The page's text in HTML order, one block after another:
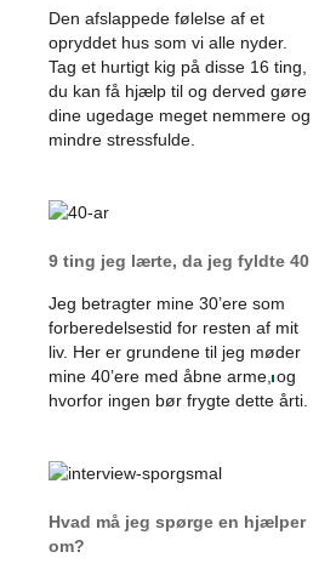
Den afslappede følelse af et
opryddet hus som vi alle nyder.
Tag et hurtigt kig på disse 16 ting,
du kan få hjælp til og derved gøre
dine ugedage meget nemmere og
mindre stressfulde.
9 ting jeg lærte, da jeg fyldte 40
Jeg betragter mine 30’ere som
forberedelsestid for resten af mit
liv. Her er grundene til jeg møder
mine 40’ere med åbne arme, og
hvorfor ingen bør frygte dette årti.
Hvad må jeg spørge en hjælper
om?